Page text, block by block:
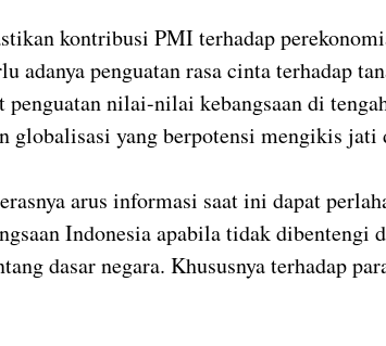
kontribusi PMI terhadap
adanya penguatan rasa cinta terhadap
penguatan nilai-nilai kebangsaan di
globalisasi yang berpotensi mengikis jati
arus informasi saat ini dapat
Indonesia apabila tidak dibentengi
dasar negara. Khususnya terhadap